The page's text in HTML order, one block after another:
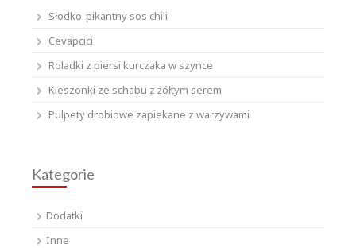
Słodko-pikantny sos chili
Cevapcici
Roladki z piersi kurczaka w szynce
Kieszonki ze schabu z żółtym serem
Pulpety drobiowe zapiekane z warzywami
Kategorie
Dodatki
Inne